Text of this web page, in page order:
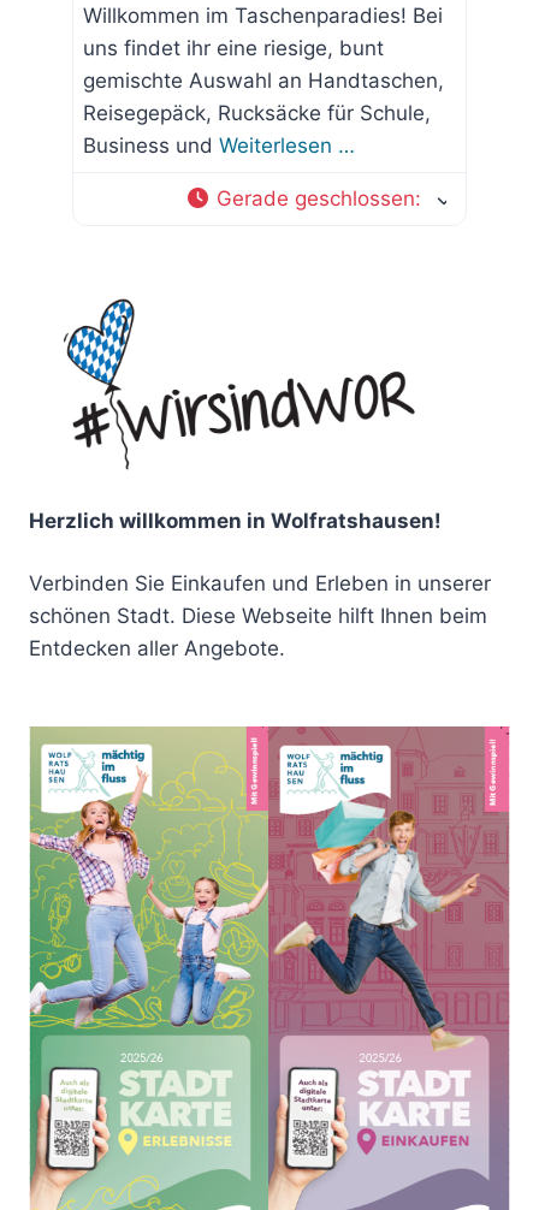
Willkommen im Taschenparadies! Bei
uns findet ihr eine riesige, bunt
gemischte Auswahl an Handtaschen,
Reisegepäck, Rucksäcke für Schule,
Business und Weiterlesen …
Gerade geschlossen:
Herzlich willkommen in Wolfratshausen!
Verbinden Sie Einkaufen und Erleben in unserer
schönen Stadt. Diese Webseite hilft Ihnen beim
Entdecken aller Angebote.